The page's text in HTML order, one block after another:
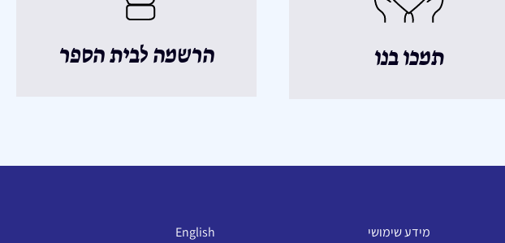
תמכו בנו הרשמה לבית הספר
מידע שימושי English